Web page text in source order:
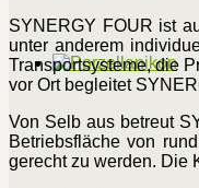
SYNERGY FOUR ist
unter anderem
Transportsysteme, die
vor Ort begleitet
Von Selb aus betreut
Betriebsfläche von
gerecht zu werden. Die